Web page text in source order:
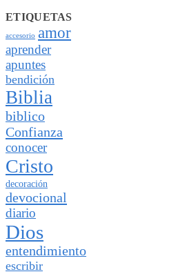
ETIQUETAS
accesorio amor
aprender
apuntes
bendición
Biblia
biblico
Confianza
conocer
Cristo
decoración
devocional
diario
Dios
entendimiento
escribir